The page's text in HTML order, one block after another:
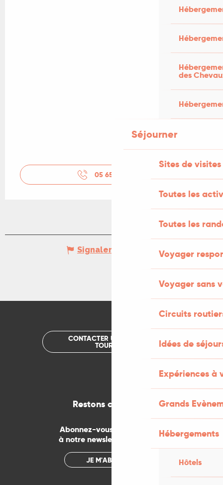
des
Séjourner
Sites de visites
Toutes les
Toutes les
Voyager
Voyager sans
Circuits
Idées de
Expériences à
Grands
Hébergements
Hôtels
05 65 31 40
Signaler une erreur
CONTACTER UN OFFICE DE
TOURISME
Restons connectés
Abonnez-vous gratuitement
à notre newsletter mensuelle
JE M'ABONNE